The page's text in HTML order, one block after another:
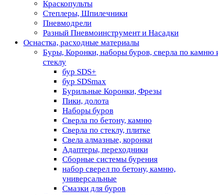
Краскопульты
Степлеры, Шпилечники
Пневмодрели
Разный Пневмоинструмент и Насадки
Оснастка, расходные материалы
Буры, Коронки, наборы буров, сверла по камню
стеклу
бур SDS+
бур SDSmax
Бурильные Коронки, Фрезы
Пики, долота
Наборы буров
Сверла по бетону, камню
Сверла по стеклу, плитке
Свела алмазные, коронки
Адаптеры, переходники
Сборные системы бурения
набор сверел по бетону, камню,
универсальные
Смазки для буров